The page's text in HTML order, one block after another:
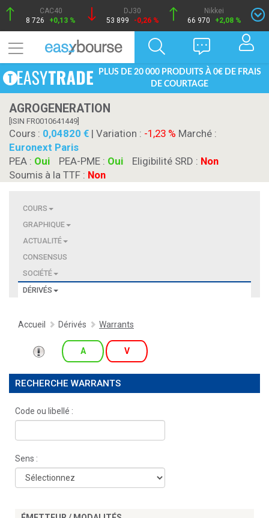
CAC40
8 726
+0,13 %
DJ30
53 899
-0,26 %
Nikkei
66 970
+2,08 %
PLUS DE 20 000 PRODUITS À 0€ DE FRAIS
DE COURTAGE
AGROGENERATION
[ISIN FR0010641449]
Cours : 0,04820 | Variation : -1,23 % Marché :
Euronext Paris
PEA : Oui PEA-PME : Oui Eligibilité SRD : Non
Soumis à la TTF : Non
COURS
GRAPHIQUE
ACTUALITÉ
CONSENSUS
SOCIÉTÉ
DÉRIVÉS
Accueil Dérivés Warrants
A V
RECHERCHE WARRANTS
Code ou libellé :
Sens :